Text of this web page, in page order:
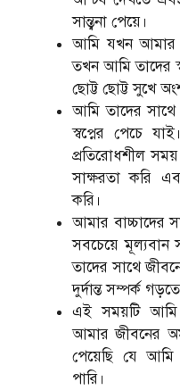
সান্ত্বনা পেয়ে।
আমি যখন আমার
তখন আমি তাদের
ছোট্ট ছোট্ট সুখে
আমি তাদের
স্বপ্নের পেচে
প্রতিরোধশীল
সাক্ষরতা করি
করি।
আমার বাচ্চাদের
সবচেয়ে
তাদের সাথে
দুর্দান্ত সম্পর্ক
এই সময়টি আমি
আমার জীবনের
পেয়েছি যে আমি
পারি।